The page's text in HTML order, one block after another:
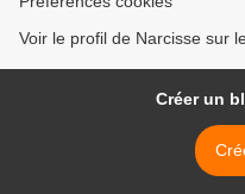
Voir le profil de Narcisse sur
Créer un